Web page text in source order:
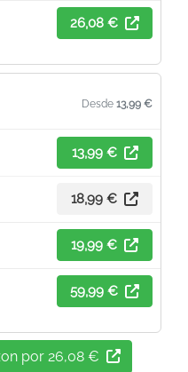
Desde 13,99 €
13,99 €
18,99 €
19,99 €
59,99 €
26,08 €
por 26,08 €